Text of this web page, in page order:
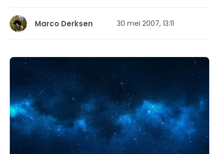
Marco Derksen 30 mei 2007, 13:11